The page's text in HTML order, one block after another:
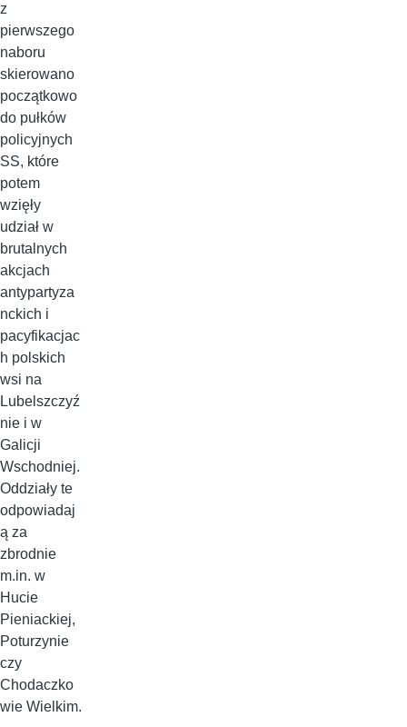
z
pierwszego
naboru
skierowano
początkowo
do pułków
policyjnych
SS, które
potem
wzięły
udział w
brutalnych
akcjach
antypartyza
nckich i
pacyfikacjac
h polskich
wsi na
Lubelszczyź
nie i w
Galicji
Wschodniej.
Oddziały te
odpowiadaj
ą za
zbrodnie
m.in. w
Hucie
Pieniackiej,
Poturzynie
czy
Chodaczko
wie Wielkim.